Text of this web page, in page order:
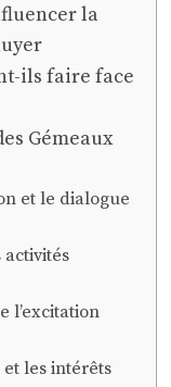
la
ils faire face
Gémeaux
et le dialogue
activités
l’excitation
les intérêts